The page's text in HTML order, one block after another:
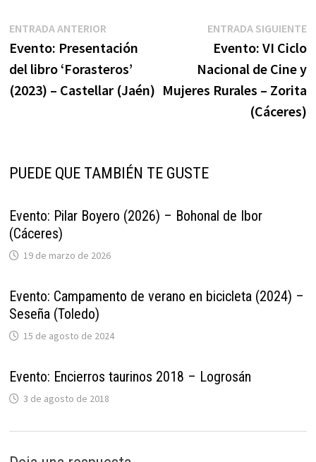
Navegación
de
entradas
ENTRADA ANTERIOREntrada
anterior:
Evento: Presentación
del libro ‘Forasteros’
(2023) – Castellar (Jaén)
ENTRADA SIGUIENTE
Evento: VI Ciclo
Nacional de Cine y
Mujeres Rurales – Zorita
(Cáceres)
PUEDE QUE TAMBIÉN TE GUSTE
Evento: Pilar Boyero (2026) – Bohonal de Ibor
(Cáceres)
19 de marzo de 2026
Evento: Campamento de verano en bicicleta (2024) –
Seseña (Toledo)
15 de agosto de 2024
Evento: Encierros taurinos 2018 – Logrosán
3 de agosto de 2018